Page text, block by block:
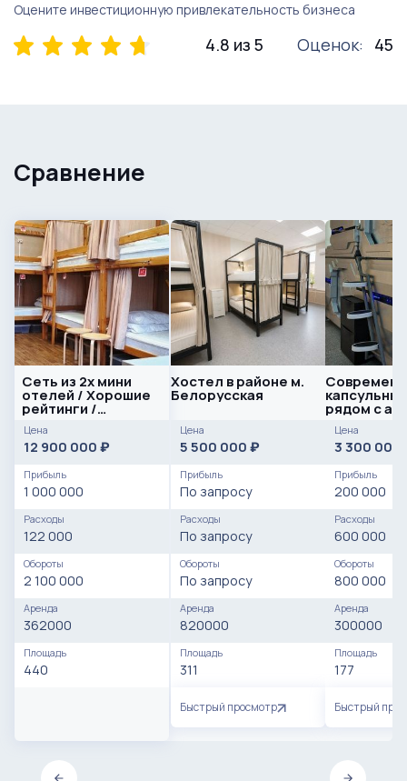
Оцените инвестиционную привлекательность бизнеса
4.8 из 5 Оценок: 45
Сравнение
Сеть из 2х мини
отелей / Хорошие
рейтинги /
Большая
клиентская база
Цена
12 900 000 ₽
Прибыль
1 000 000
Расходы
122 000
Обороты
2 100 000
Аренда
362000
Площадь
440
Хостел в районе м.
Белорусская
Цена
5 500 000 ₽
Прибыль
По запросу
Расходы
По запросу
Обороты
По запросу
Аренда
820000
Площадь
311
Быстрый просмотр
рядом с
Цена
3 300 000
Прибыль
200 000
Расходы
600 000
Обороты
800 000
Аренда
300000
Площадь
177
Быстрый